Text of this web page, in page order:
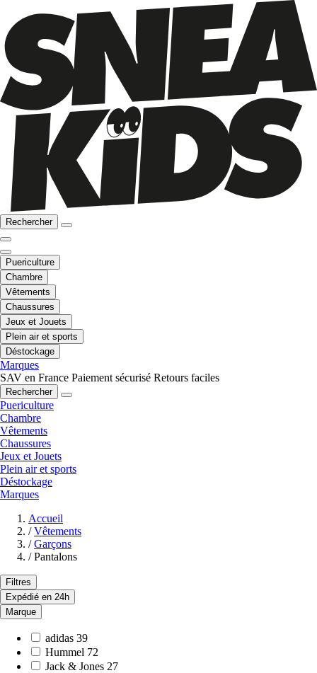
Rechercher
Puericulture
Chambre
Vêtements
Chaussures
Jeux et Jouets
Plein air et sports
Déstockage
Marques
SAV en France Paiement sécurisé Retours faciles
Rechercher
Puericulture
Chambre
Vêtements
Chaussures
Jeux et Jouets
Plein air et sports
Déstockage
Marques
Accueil
/ Vêtements
/ Garçons
/ Pantalons
Filtres
Expédié en 24h
Marque
adidas 39
Hummel 72
Jack & Jones 27